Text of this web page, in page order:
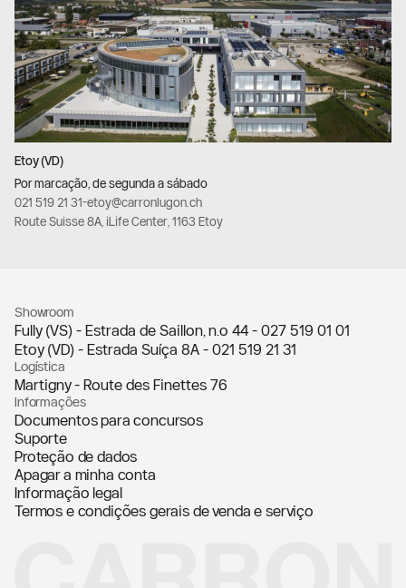
Etoy (VD)
Por marcação, de segunda a sábado
021 519 21 31-etoy@carronlugon.ch
Route Suisse 8A, iLife Center, 1163 Etoy
Showroom
Fully (VS) - Estrada de Saillon, n.º 44 - 027 519 01 01
Etoy (VD) - Estrada Suíça 8A - 021 519 21 31
Logística
Martigny - Route des Finettes 76
Informações
Documentos para concursos
Suporte
Proteção de dados
Apagar a minha conta
Informação legal
Termos e condições gerais de venda e serviço